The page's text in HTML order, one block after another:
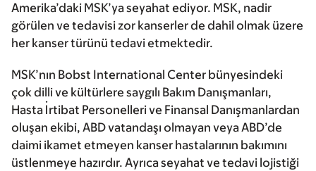
Amerika’daki MSK’ya seyahat ediyor. MSK, nadir
görülen ve tedavisi zor kanserler de dahil olmak üzere
her kanser türünü tedavi etmektedir.
MSK’nın Bobst International Center bünyesindeki
çok dilli ve kültürlere saygılı Bakım Danışmanları,
Hasta İrtibat Personelleri ve Finansal Danışmanlardan
oluşan ekibi, ABD vatandaşı olmayan veya ABD’de
daimi ikamet etmeyen kanser hastalarının bakımını
üstlenmeye hazırdır. Ayrıca seyahat ve tedavi lojistiği